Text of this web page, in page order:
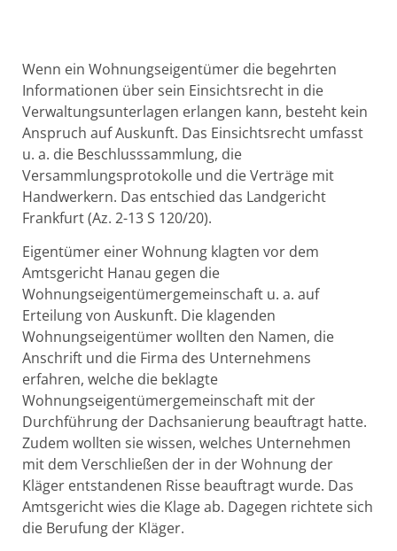
Wenn ein Wohnungseigentümer die begehrten
Informationen über sein Einsichtsrecht in die
Verwaltungsunterlagen erlangen kann, besteht kein
Anspruch auf Auskunft. Das Einsichtsrecht umfasst
u. a. die Beschlusssammlung, die
Versammlungsprotokolle und die Verträge mit
Handwerkern. Das entschied das Landgericht
Frankfurt (Az. 2-13 S 120/20).
Eigentümer einer Wohnung klagten vor dem
Amtsgericht Hanau gegen die
Wohnungseigentümergemeinschaft u. a. auf
Erteilung von Auskunft. Die klagenden
Wohnungseigentümer wollten den Namen, die
Anschrift und die Firma des Unternehmens
erfahren, welche die beklagte
Wohnungseigentümergemeinschaft mit der
Durchführung der Dachsanierung beauftragt hatte.
Zudem wollten sie wissen, welches Unternehmen
mit dem Verschließen der in der Wohnung der
Kläger entstandenen Risse beauftragt wurde. Das
Amtsgericht wies die Klage ab. Dagegen richtete sich
die Berufung der Kläger.